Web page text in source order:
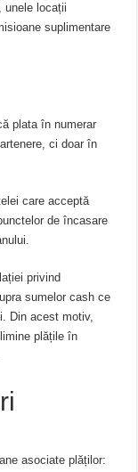
unele locații
suplimentare
plata în numerar
ci doar în
care acceptă
de încasare
privind
sumelor cash ce
Din acest motiv,
plățile în
asociate plăților: